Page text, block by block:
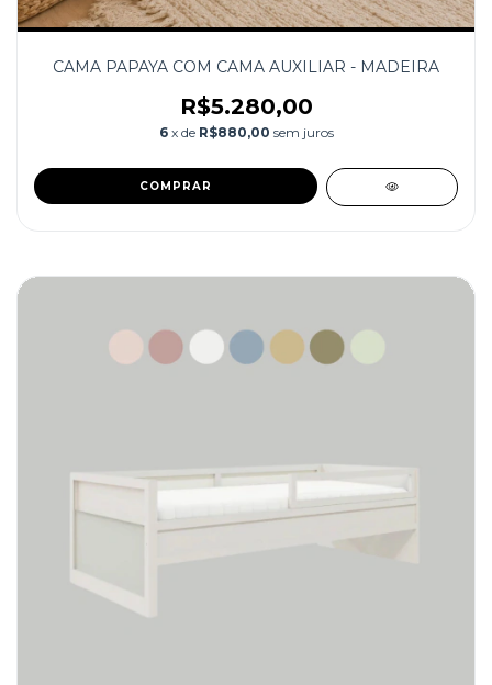
CAMA PAPAYA COM CAMA AUXILIAR - MADEIRA
R$5.280,00
6 x de R$880,00 sem juros